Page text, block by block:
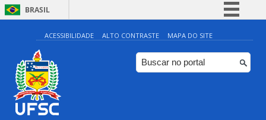
BRASIL
Simplifique!
Comunica BR
Participe
ACESSIBILIDADE ALTO CONTRASTE MAPA DO SITE